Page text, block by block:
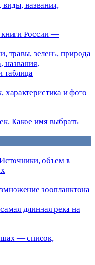
названия,
книги России —
названия,
таблица
и фото
Какое имя выбрать
объем в
зоопланктона
длинная река на
— список,